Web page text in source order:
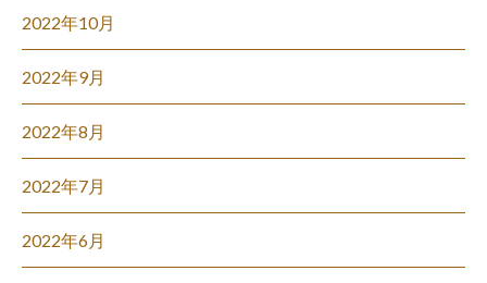
2022年10月
2022年9月
2022年8月
2022年7月
2022年6月